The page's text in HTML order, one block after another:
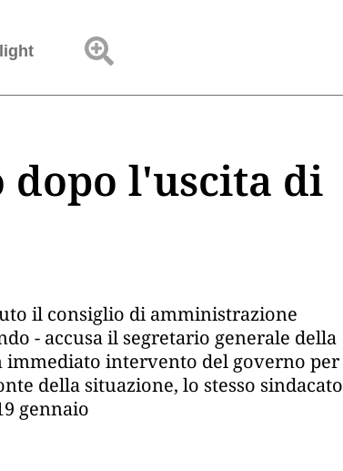
l'uscita di
il consiglio di amministrazione
- accusa il segretario generale della
immediato intervento del governo per
della situazione, lo stesso sindacato
gennaio